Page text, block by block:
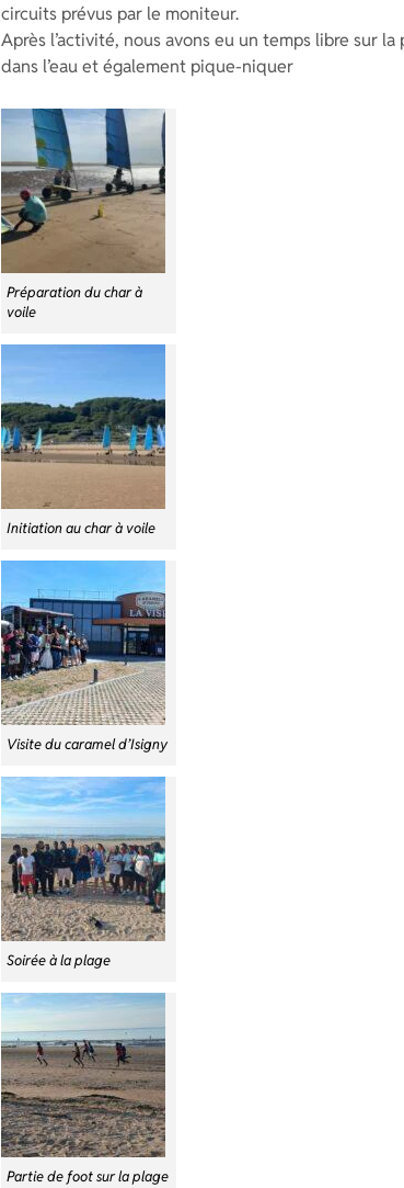
circuits prévus par le moniteur.
Après l’activité, nous avons eu un temps libre sur
dans l’eau et également pique-niquer
Préparation du char à
voile
Initiation au char à voile
Visite du caramel d’Isigny
Soirée à la plage
Partie de foot sur la plage